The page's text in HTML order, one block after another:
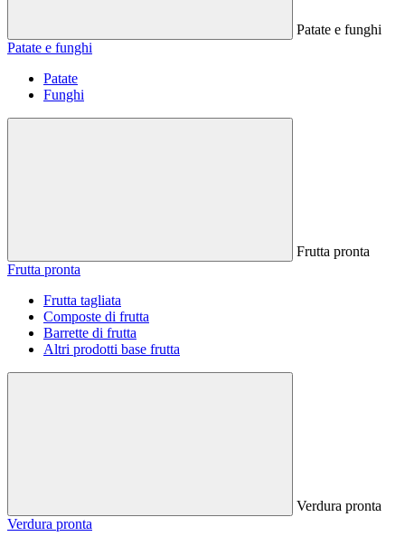
Patate e funghi
Patate e funghi
Patate
Funghi
Frutta pronta
Frutta pronta
Frutta tagliata
Composte di frutta
Barrette di frutta
Altri prodotti base frutta
Verdura pronta
Verdura pronta